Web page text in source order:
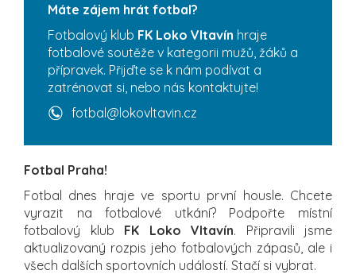
Máte zájem hrát fotbal?
Fotbalový klub FK Loko Vltavín hraje
fotbalové soutěže v kategorii mužů, žáků a
přípravek. Přijďte se k nám podívat a
zatrénovat si, nebo nás kontaktujte!
fotbal@lokovltavin.cz
Fotbal Praha!
Fotbal dnes hraje ve sportu první housle. Chcete
vyrazit na fotbalové utkání? Podpořte místní
fotbalový klub FK Loko Vltavín. Připravili jsme
aktualizovaný rozpis jeho fotbalových zápasů, ale i
všech dalších sportovních událostí. Stačí si vybrat.